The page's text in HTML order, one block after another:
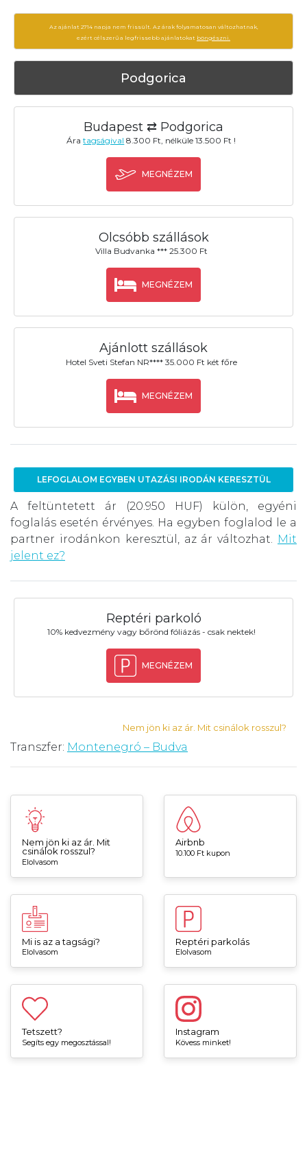
Az ajánlat 2714 napja nem frissült. Az árak folyamatosan változhatnak,
ezért célszerű a legfrissebb ajánlatokat böngészni.
Podgorica
Budapest ⇄ Podgorica
Áratagságival 8.300 Ft, nélküle 13.500 Ft !
MEGNÉZEM
Olcsóbb szállások
Villa Budvanka *** 25.300 Ft
MEGNÉZEM
Ajánlott szállások
Hotel Sveti Stefan NR**** 35.000 Ft két főre
MEGNÉZEM
LEFOGLALOM EGYBEN UTAZÁSI IRODÁN KERESZTÜL
A feltüntetett ár (20.950 HUF) külön, egyéni
foglalás esetén érvényes. Ha egyben foglalod le a
partner irodánkon keresztül, az ár változhat.
Mit
jelent ez?
Reptéri parkoló
10% kedvezmény vagy bőrönd fóliázás - csak nektek!
MEGNÉZEM
Nem jön ki az ár. Mit csinálok rosszul?
Transzfer: Montenegró – Budva
Nem jön ki az ár. Mit
csinálok rosszul?
Elolvasom
Airbnb
10.100 Ft kupon
Mi is az a tagsági?
Elolvasom
Reptéri parkolás
Elolvasom
Tetszett?
Segíts egy megosztással!
Instagram
Kövess minket!